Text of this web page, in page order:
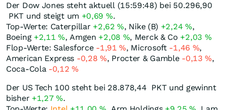
Der Dow Jones steht aktuell (15:59:48) bei 50.296,90
PKT und steigt um +0,69 %.
Top-Werte: Caterpillar +2,62%, Nike (B) +2,24 %,
Boeing +2,11%, Amgen +2,08 %, Merck & Co +2,03 %
Flop-Werte: Salesforce -1,91%, Microsoft -1,46 %,
American Express -0,28%, Procter & Gamble -0,13%,
Coca-Cola -0,12%
Der US Tech 100 steht bei 28.878,44 PKTund gewinnt
bisher +1,27%.